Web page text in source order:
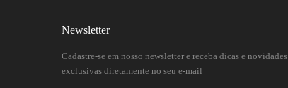
Newsletter
Cadastre-se em nosso newsletter e receba dicas e novidades
exclusivas diretamente no seu e-mail